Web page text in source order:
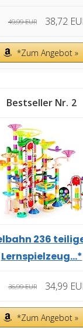
49,99 EUR 38,72
*Zum Angebot »
2
236
Lernspielzeug...*
36,99 EUR 34,99
*Zum Angebot »